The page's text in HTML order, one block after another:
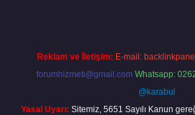
Reklam ve İletişim: E-mail:
forumhizmeti@gmail.com Whatsapp:
@karabul
Yasal Uyarı: Sitemiz, 5651 Sayılı Kanun